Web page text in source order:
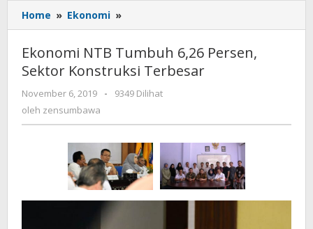
Home » Ekonomi »
NTB
Tumbuh
6,26
Persen,
Sektor
Ekonomi NTB Tumbuh 6,26 Persen,
Sektor Konstruksi Terbesar
November 6, 2019
oleh
-
9349 Dilihat
oleh zensumbawa